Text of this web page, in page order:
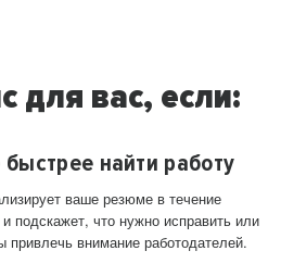
для вас, если:
найти работу
ваше резюме в течение
подскажет, что нужно исправить или
привлечь внимание работодателей.